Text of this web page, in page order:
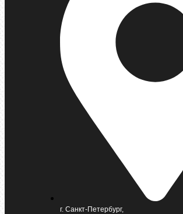
г. Санкт-Петербург,